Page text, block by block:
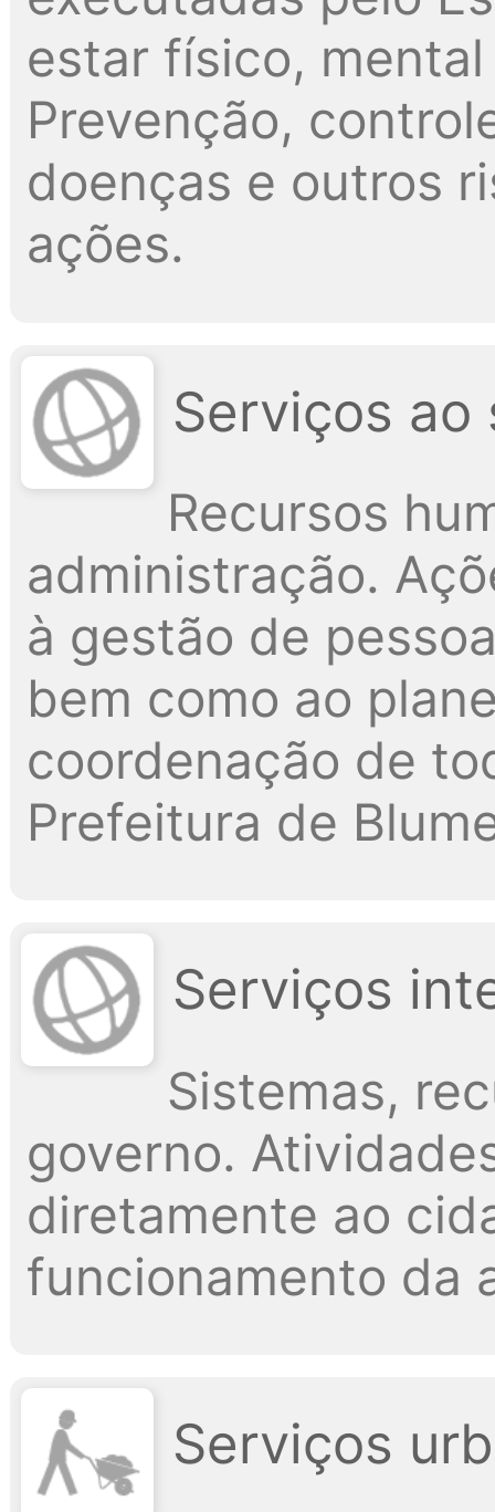
estar físico,
Prevenção,
doenças e outros
ações.
Serviços ao
Recursos
administração.
à gestão de
bem como ao
coordenação de
Prefeitura de
Serviços
Sistemas,
governo.
diretamente ao
funcionamento da
Serviços